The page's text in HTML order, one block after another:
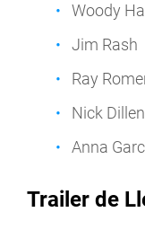
Woody
Jim Rash
Ray
Nick
Anna
Trailer de